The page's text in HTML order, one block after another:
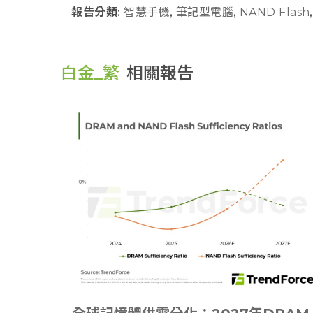
報告分類: 智慧手機, 筆記型電腦, NAND Flash,
白金_繁 相關報告